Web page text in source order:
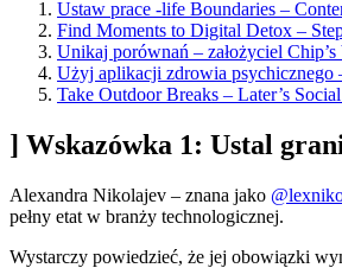
Ustaw prace -life Boundaries –
Find Moments to Digital Detox –
Unikaj porównań – założyciel
Użyj aplikacji zdrowia psychicznego
Take Outdoor Breaks – Later’s
] Wskazówka 1: Ustal
Alexandra Nikolajev – znana jako
pełny etat w branży technologicznej.
Wystarczy powiedzieć, że jej obowiązki